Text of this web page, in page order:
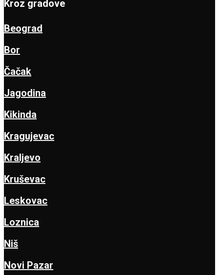
Kroz gradove
Beograd
Bor
Čačak
Jagodina
Kikinda
Kragujevac
Kraljevo
Kruševac
Leskovac
Loznica
Niš
Novi Pazar